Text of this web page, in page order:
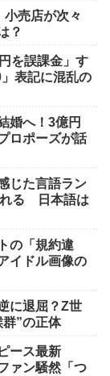
売店が次々
？
を誤課金」す
表記に混乱の
婚へ！3億円
ロポーズが話
じた言語ラン
れる 日本語は
の「規約違
イドル画像の
に退屈？Z世
”の正体
ース最新
ァン騒然「つ